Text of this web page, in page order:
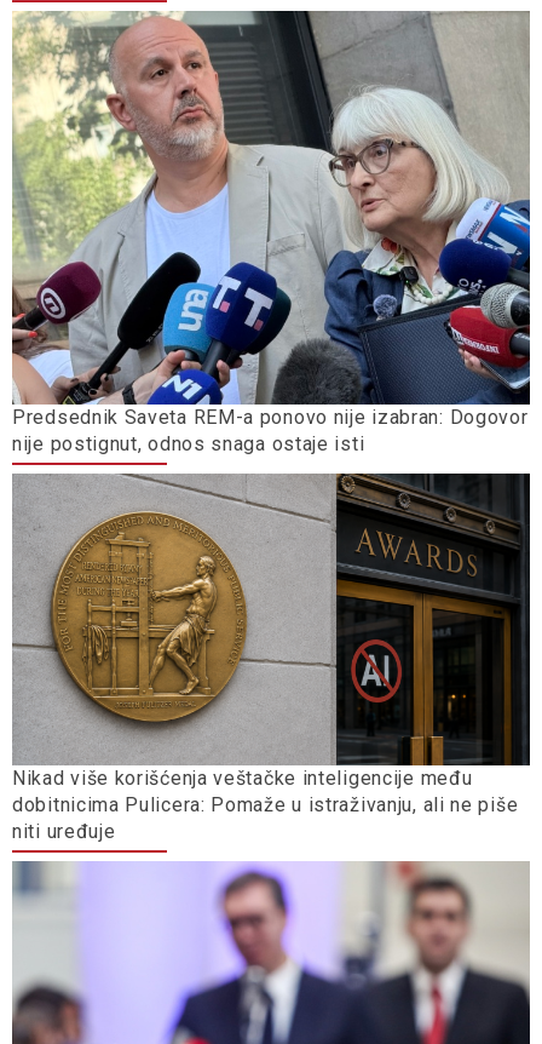
Predsednik Saveta REM-a ponovo nije izabran: Dogovor
nije postignut, odnos snaga ostaje isti
Nikad više korišćenja veštačke inteligencije među
dobitnicima Pulicera: Pomaže u istraživanju, ali ne piše
niti uređuje